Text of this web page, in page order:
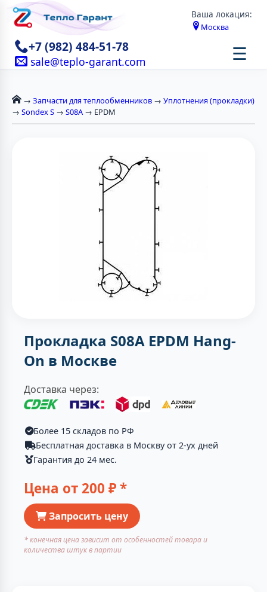
Ваша локация:
Москва
+7 (982) 484-51-78
sale@teplo-garant.com ☰
→ Запчасти для теплообменников → Уплотнения (прокладки)
→ Sondex S → S08A → EPDM
Прокладка S08A EPDM Hang-
On в Москве
Доставка через:
Более 15 складов по РФ
Бесплатная доставка в Москву от 2-ух дней
Гарантия до 24 мес.
Цена от 200 ₽ *
Запросить цену
* конечная цена зависит от особенностей товара и
количества штук в партии